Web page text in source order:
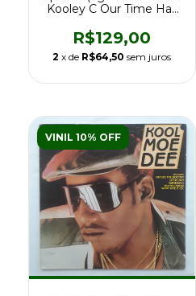
Kooley C Our Time Has
R$129,00
2 x de R$64,50 sem juros
VINIL 10% OFF